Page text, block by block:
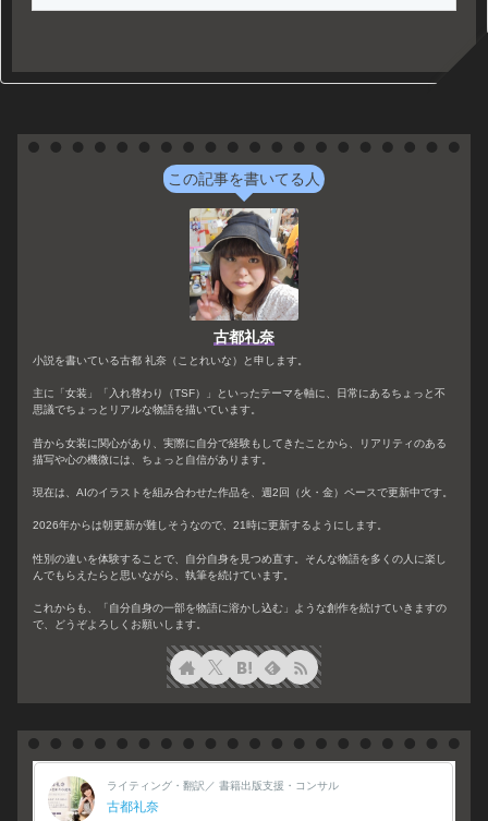
この記事を書いてる人
古都礼奈
小説を書いている古都 礼奈（ことれいな）と申します。
主に「女装」「入れ替わり（TSF）」といったテーマを軸に、日常にあるちょっと不
思議でちょっとリアルな物語を描いています。
昔から女装に関心があり、実際に自分で経験もしてきたことから、リアリティのある
描写や心の機微には、ちょっと自信があります。
現在は、AIのイラストを組み合わせた作品を、週2回（火・金）ペースで更新中です。
2026年からは朝更新が難しそうなので、21時に更新するようにします。
性別の違いを体験することで、自分自身を見つめ直す。そんな物語を多くの人に楽し
んでもらえたらと思いながら、執筆を続けています。
これからも、「自分自身の一部を物語に溶かし込む」ような創作を続けていきますの
で、どうぞよろしくお願いします。